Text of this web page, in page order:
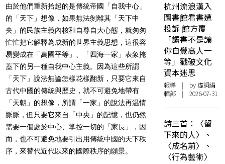
由於他們重新拾起的是傳統帝國「自我中心」
的「天下」想像，如果無法剝離其「天下中
央」的民族主義內核和自尊自大心態，就匆匆
忙忙把它解釋為成新的世界主義思想，這很容
易變成在「萬國平等」、「四海一家」表象掩
蓋下的另一種自我中心主義。因為這些所謂
「天下」說法無論怎樣花樣翻新，只要它來自
古代中國的傳統與歷史，就不可避免地帶有
「天朝」的想像，所謂「一家」的說法再温情
脈脈，但只要它來自「中央」的記憶，也仍然
需要一個處於中心、掌控一切的「家長」，因
而，也不可避免地要引出用傳統中國的天下秩
序，來替代近代以來的國際秩序的願景。
杭州流浪漢入
圖書館看書遭
投訴 館方覆
「讀書不是讓
你自覺高人一
等」戳破文化
資本迷思
報導 | by 虛詞編
輯部 | 2026-07-31
詩三首：〈留
下來的人〉、
〈成名前〉、
〈行為藝術〉